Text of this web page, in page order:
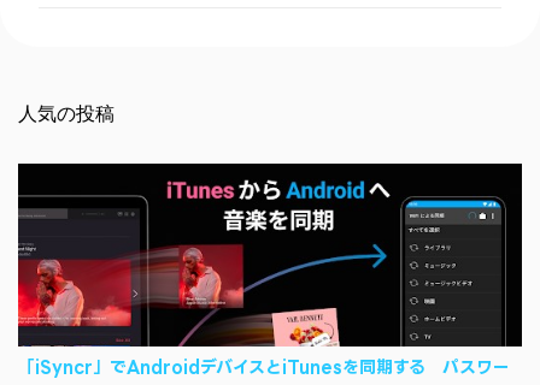
人気の投稿
「iSyncr」でAndroidデバイスとiTunesを同期する パスワー